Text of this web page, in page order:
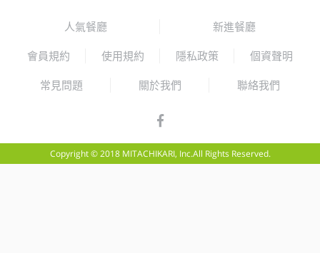
人氣餐廳 新進餐廳
會員規約 使用規約 隱私政策 個資聲明
常見問題 關於我們 聯絡我們
Copyright © 2018 MITACHIKARI, Inc.All Rights Reserved.